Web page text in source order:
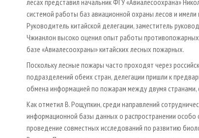
системой работы баз авиационной охраны лесов и
Руководитель китайской делегации, заместитель
Чжианлон высоко оценил опыт работы противопожарных
базе «Авиалесоохраны» китайских лесных пожарных.
Поскольку лесные пожары часто проходят через
подразделений обеих стран, делегации пришли к
обмена информацией по пожарам между двумя странами,
Как отметил В. Рощупкин, среди направлений
информационной базы данных о распространении
проведение совместных исследований по развитию